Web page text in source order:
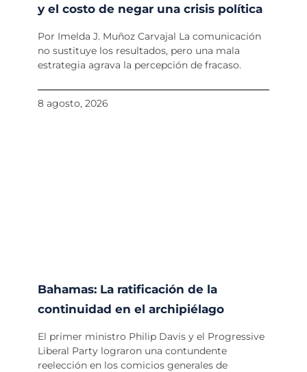
y el costo de negar una crisis política
Por Imelda J. Muñoz Carvajal La comunicación
no sustituye los resultados, pero una mala
estrategia agrava la percepción de fracaso.
8 agosto, 2026
Bahamas: La ratificación de la
continuidad en el archipiélago
El primer ministro Philip Davis y el Progressive
Liberal Party lograron una contundente
reelección en los comicios generales de